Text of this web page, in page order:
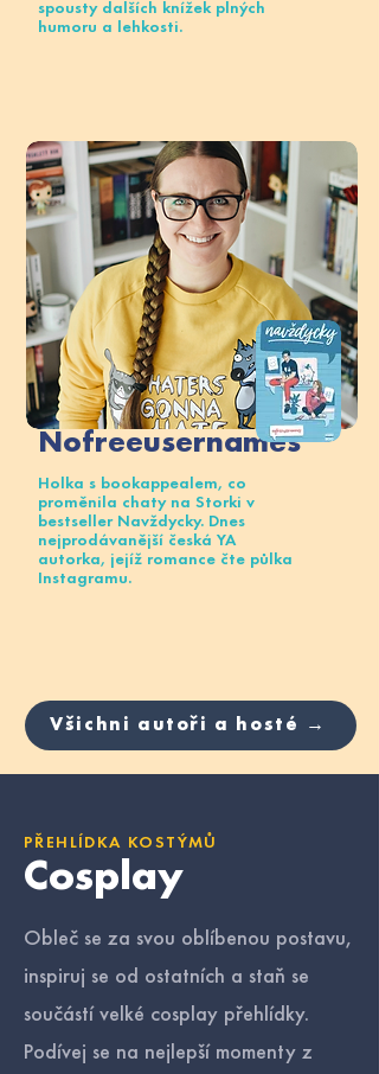
spousty dalších knížek plných
humoru a lehkosti.
Nofreeusernames
Holka s bookappealem, co
proměnila chaty na Storki v
bestseller Navždycky. Dnes
nejprodávanější česká YA
autorka, jejíž romance čte půlka
Instagramu.
Všichni autoři a hosté →
PŘEHLÍDKA KOSTÝMŮ
Cosplay
Obleč se za svou oblíbenou postavu,
inspiruj se od ostatních a staň se
součástí velké cosplay přehlídky.
Podívej se na nejlepší momenty z